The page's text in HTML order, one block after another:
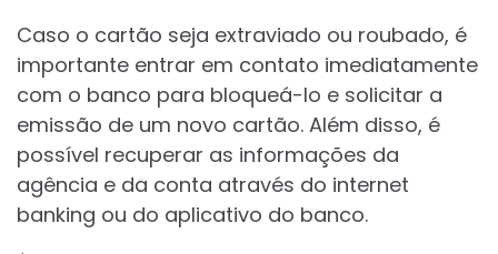
Caso o cartão seja extraviado ou roubado, é
importante entrar em contato imediatamente
com o banco para bloqueá-lo e solicitar a
emissão de um novo cartão. Além disso, é
possível recuperar as informações da
agência e da conta através do internet
banking ou do aplicativo do banco.